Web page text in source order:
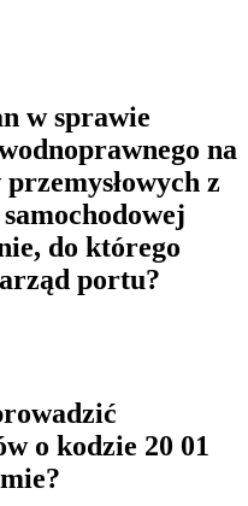
w sprawie
na
z
do którego
portu?
o kodzie 20 01